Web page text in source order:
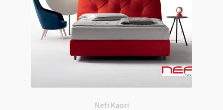
Nefi Kaori